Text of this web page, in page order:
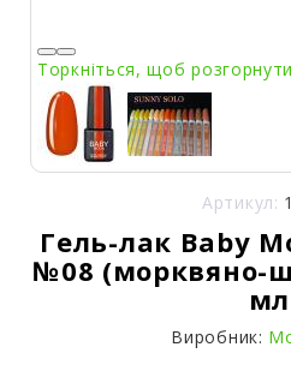
Торкніться, щоб розгорнути
Артикул:
Гель-лак Baby
№08 (морквяно-
мл
Виробник: